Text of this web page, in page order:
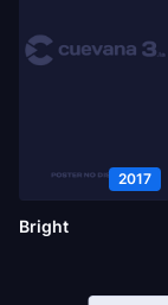
2017
Bright